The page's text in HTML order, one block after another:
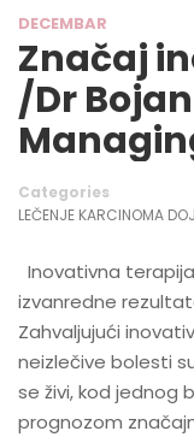
DECEMBAR
Značaj
/Dr
Categories
LEČENJE KARCINOMA
Inovativna
izvanredne
Zahvaljujući
neizlečive bolesti
se živi, kod jednog
prognozom